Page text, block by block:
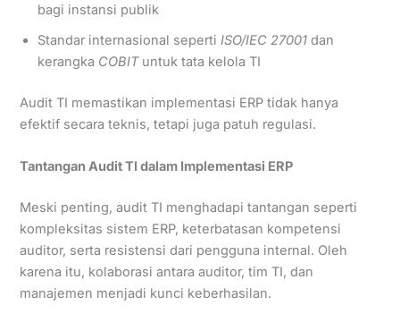
bagi instansi publik
Standar internasional sepertiISO/IEC 27001 dan
kerangka COBITuntuk tata kelola TI
Audit TI memastikan implementasi ERP tidak hanya
efektif secara teknis, tetapi juga patuh regulasi.
Tantangan Audit TI dalam Implementasi ERP
Meski penting, audit TI menghadapi tantangan seperti
kompleksitas sistem ERP, keterbatasan kompetensi
auditor, serta resistensi dari pengguna internal. Oleh
karena itu, kolaborasi antara auditor, tim TI, dan
manajemen menjadi kunci keberhasilan.